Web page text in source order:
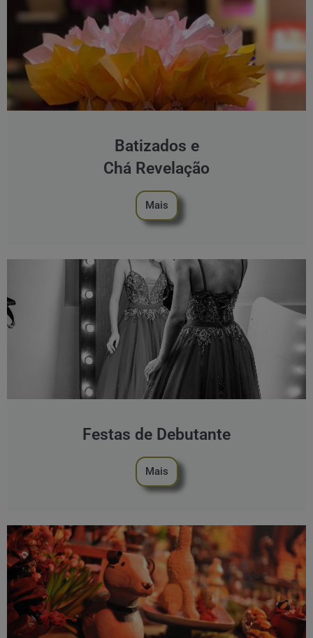
Batizados e
Chá Revelação
Mais
Festas de Debutante
Mais